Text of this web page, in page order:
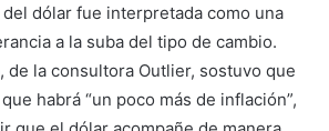
dólar fue interpretada como una
a la suba del tipo de cambio.
de la consultora Outlier, sostuvo que
habrá “un poco más de inflación”,